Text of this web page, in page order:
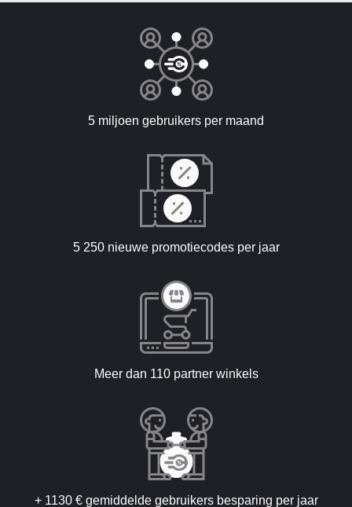
5 miljoen gebruikers per maand
5 250 nieuwe promotiecodes per jaar
Meer dan 110 partner winkels
+ 1130 € gemiddelde gebruikers besparing per jaar